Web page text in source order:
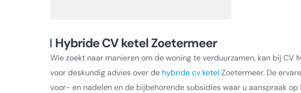
Hybride CV ketel Zoetermeer
Wie zoekt naar manieren om de woning te verduurzamen, kan bij CV
voor deskundig advies over de hybride cv ketel Zoetermeer. De
voor- en nadelen en de bijbehorende subsidies waar u aanspraak op